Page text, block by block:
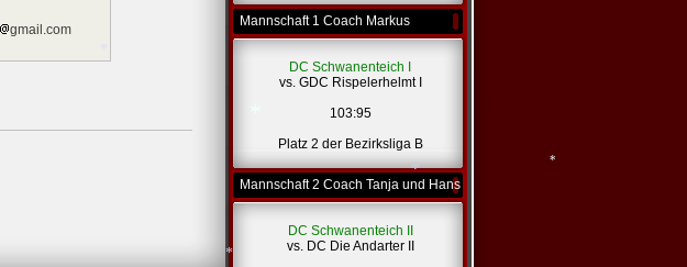
gmail.com
Mannschaft 1 Coach Markus
DC Schwanenteich I
vs. GDC Rispelerhelmt I
103:95
Platz 2 der Bezirksliga B
Mannschaft 2 Coach Tanja und Hans
DC Schwanenteich II
vs. DC Die Andarter II
*